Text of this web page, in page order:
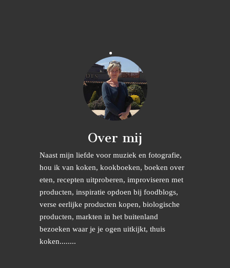
Over mij
Naast mijn liefde voor muziek en fotografie,
hou ik van koken, kookboeken, boeken over
eten, recepten uitproberen, improviseren met
producten, inspiratie opdoen bij foodblogs,
verse eerlijke producten kopen, biologische
producten, markten in het buitenland
bezoeken waar je je ogen uitkijkt, thuis
koken........